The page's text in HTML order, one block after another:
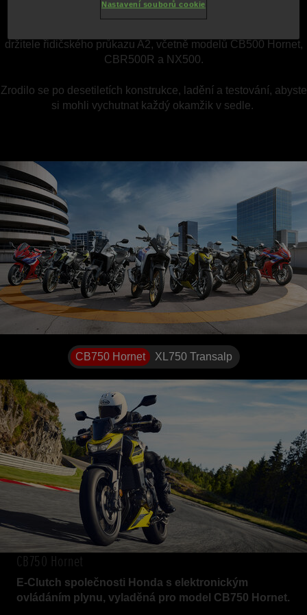
držitele řidičského průkazu A2, včetně modelů CB500 Hornet,
CBR500R a NX500.
Zrodilo se po desetiletích konstrukce, ladění a testování, abyste
si mohli vychutnat každý okamžik v sedle.
CB750 Hornet XL750 Transalp
CB750 Hornet
E-Clutch společnosti Honda s elektronickým
ovládáním plynu, vyladěná pro model CB750 Hornet.
Nastavení souborů cookie